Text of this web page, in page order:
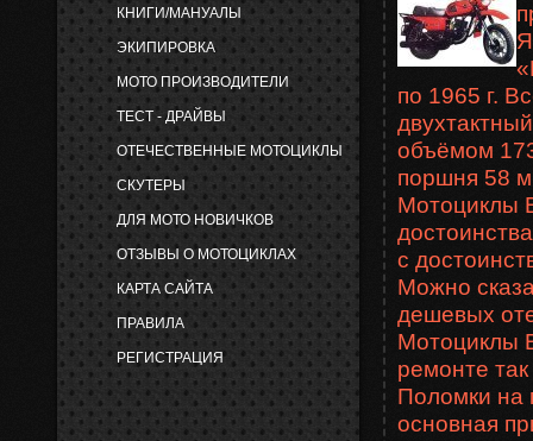
КНИГИ/МАНУАЛЫ
ЭКИПИРОВКА
МОТО ПРОИЗВОДИТЕЛИ
ТЕСТ - ДРАЙВЫ
ОТЕЧЕСТВЕННЫЕ МОТОЦИКЛЫ
СКУТЕРЫ
ДЛЯ МОТО НОВИЧКОВ
ОТЗЫВЫ О МОТОЦИКЛАХ
КАРТА САЙТА
ПРАВИЛА
РЕГИСТРАЦИЯ
по 1965 г.
объёмом
поршня 58
Мотоциклы
с
Можно
дешевых
Мотоциклы
ремонте
Поломки на
основная